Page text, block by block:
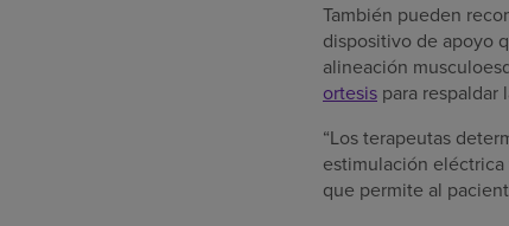
También pueden
dispositivo de apoyo
alineación
ortesis para respaldar
“Los terapeutas
estimulación eléctrica
que permite al